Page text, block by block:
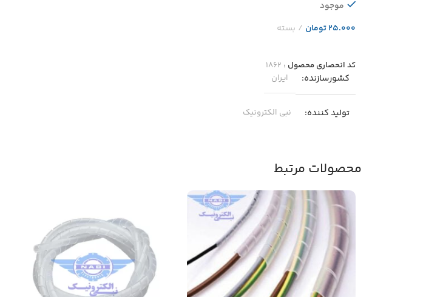
موجود
تومان
کد انحصاری محصول : ۱۸۶۲
کشورسازنده ایران
تولید کننده نبی الکترونیک
مناسب برای
بسته بندی و منسجم کردن کالا یا اجسام
محصولات مرتبط